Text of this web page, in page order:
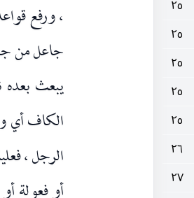
٢٥
٢٥
٢٥
٢٥
٢٥
٢٦
٢٧
، ورفع
جاعل من
يبعث بعده
الكاف أي
الرجل ،